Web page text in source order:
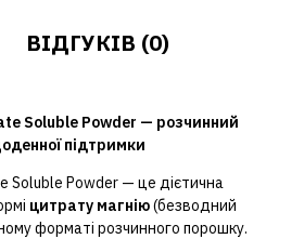
ВІДГУКІВ (0)
Soluble Powder — розчинний
підтримки
Soluble Powder — це дієтична
цитрату магнію(безводний
форматі розчинного порошку.